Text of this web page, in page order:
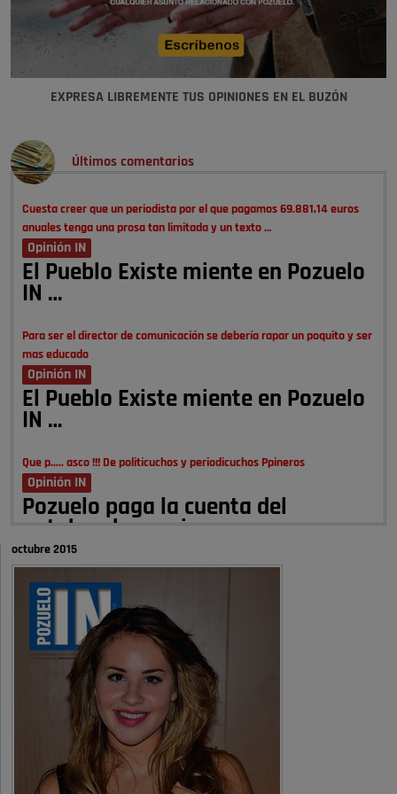
EXPRESA LIBREMENTE TUS OPINIONES EN EL BUZÓN
Últimos comentarios
Cuesta creer que un periodista por el que pagamos 69.881,14 euros
anuales tenga una prosa tan limitada y un texto …
Opinión IN
El Pueblo Existe miente en Pozuelo
IN …
Para ser el director de comunicación se debería rapar un poquito y ser
mas educado
Opinión IN
El Pueblo Existe miente en Pozuelo
IN …
Que p..... asco !!! De politicuchos y periodicuchos Ppineros
Opinión IN
Pozuelo paga la cuenta del
autobombo: casi …
Señora Alcaldesa Ud no ha vivido nunca en Pozuelo , pero yo si desde
hace más de 60 años , …
Pozuelo de Alarcón
Quejas por el deterioro de la
limpieza …
A ver si es posible que haya vivienda para familias con hijos y no
solamente jóvenes que no es tan …
Pozuelo de Alarcón
Pozuelo desbloquea
definitivamente Huerta Grande: las
octubre 2015